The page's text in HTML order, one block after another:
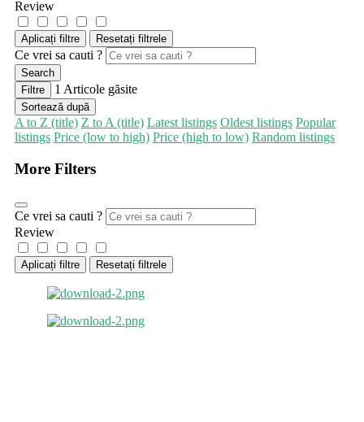
Review
Aplicați filtre Resetați filtrele
Ce vrei sa cauti ?
Search
Filtre
1 Articole găsite
Sortează după
A to Z (title) Z to A (title) Latest listings Oldest listings Popular
listings Price (low to high) Price (high to low) Random listings
More Filters
Ce vrei sa cauti ?
Review
Aplicați filtre Resetați filtrele